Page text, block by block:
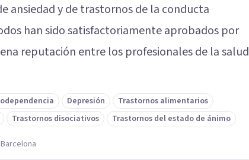
ansiedad y de trastornos de la conducta
han sido satisfactoriamente aprobados por
reputación entre los profesionales de la salud
Depresión
Trastornos alimentarios
Trastornos disociativos Trastornos del estado de ánimo